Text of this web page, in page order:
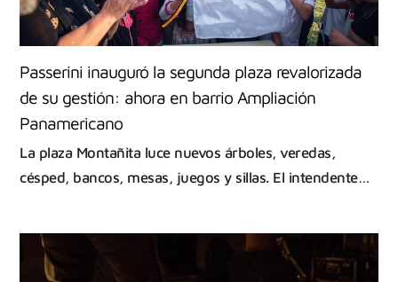
Passerini inauguró la segunda plaza revalorizada
de su gestión: ahora en barrio Ampliación
Panamericano
La plaza Montañita luce nuevos árboles, veredas,
césped, bancos, mesas, juegos y sillas. El intendente…